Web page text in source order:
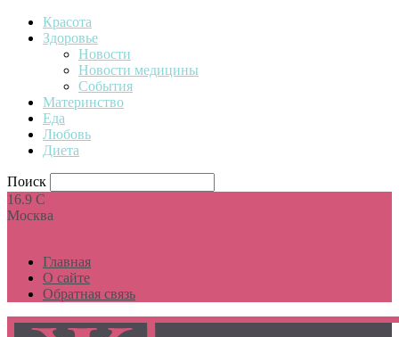
Красота
Здоровье
Новости
Новости медицины
События
Материнство
Еда
Любовь
Диета
Поиск
16.9 C
Москва
Главная
О сайте
Обратная связь